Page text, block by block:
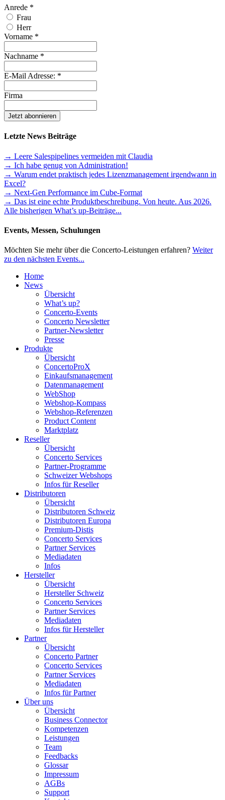
Anrede *
Frau
Herr
Vorname *
Nachname *
E-Mail Adresse: *
Firma
Letzte News Beiträge
→ Leere Salespipelines vermeiden mit Claudia
→ Ich habe genug von Administration!
→ Warum endet praktisch jedes Lizenzmanagement irgendwann in
Excel?
→ Next-Gen Performance im Cube-Format
→ Das ist eine echte Produktbeschreibung. Von heute. Aus 2026.
Alle bisherigen What’s up-Beiträge...
Events, Messen, Schulungen
Möchten Sie mehr über die Concerto-Leistungen erfahren? Weiter
zu den nächsten Events...
Home
News
Übersicht
What’s up?
Concerto-Events
Concerto Newsletter
Partner-Newsletter
Presse
Produkte
Übersicht
ConcertoProX
Einkaufsmanagement
Datenmanagement
WebShop
Webshop-Kompass
Webshop-Referenzen
Product Content
Marktplatz
Reseller
Übersicht
Concerto Services
Partner-Programme
Schweizer Webshops
Infos für Reseller
Distributoren
Übersicht
Distributoren Schweiz
Distributoren Europa
Premium-Distis
Concerto Services
Partner Services
Mediadaten
Infos
Hersteller
Übersicht
Hersteller Schweiz
Concerto Services
Partner Services
Mediadaten
Infos für Hersteller
Partner
Übersicht
Concerto Partner
Concerto Services
Partner Services
Mediadaten
Infos für Partner
Über uns
Übersicht
Business Connector
Kompetenzen
Leistungen
Team
Feedbacks
Glossar
Impressum
AGBs
Support